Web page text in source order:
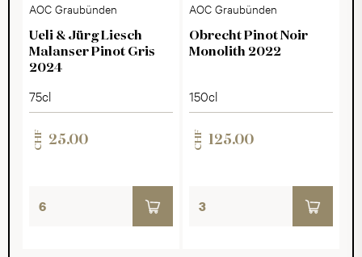
AOC Graubünden
Ueli & Jürg Liesch
Malanser Pinot Gris
2024
75cl
CHF 25.00
AOC Graubünden
Obrecht Pinot Noir
Monolith 2022
150cl
CHF 125.00